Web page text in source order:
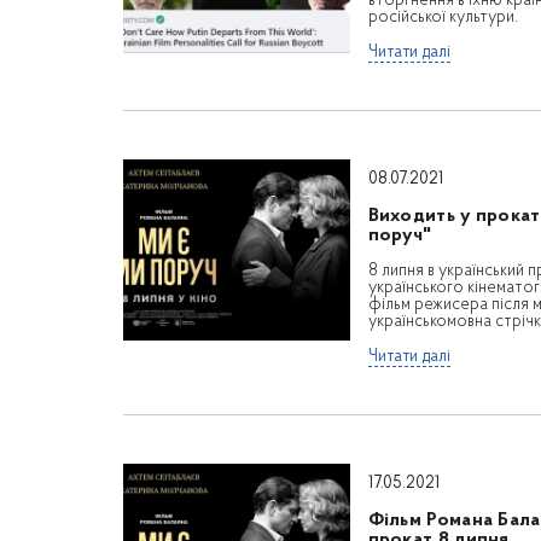
російської культури.
Читати далі
08.07.2021
Виходить у
поруч"
8 липня в
українського
фільм режисера після
українськомовна
Читати далі
17.05.2021
Фільм Романа